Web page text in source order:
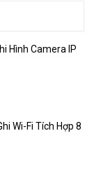
Hình Camera IP
Wi-Fi Tích Hợp 8